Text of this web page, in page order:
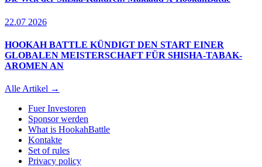
22.07 2026
HOOKAH BATTLE KÜNDIGT DEN START EINER
GLOBALEN MEISTERSCHAFT FÜR SHISHA-TABAK-
AROMEN AN
Alle Artikel →
Fuer Investoren
Sponsor werden
What is HookahBattle
Kontakte
Set of rules
Privacy policy